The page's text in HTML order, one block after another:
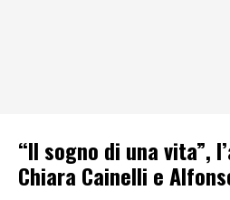
“Il sogno di una vita”,
Chiara Cainelli e